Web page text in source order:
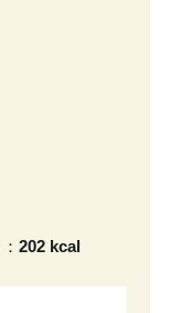
： 202 kcal